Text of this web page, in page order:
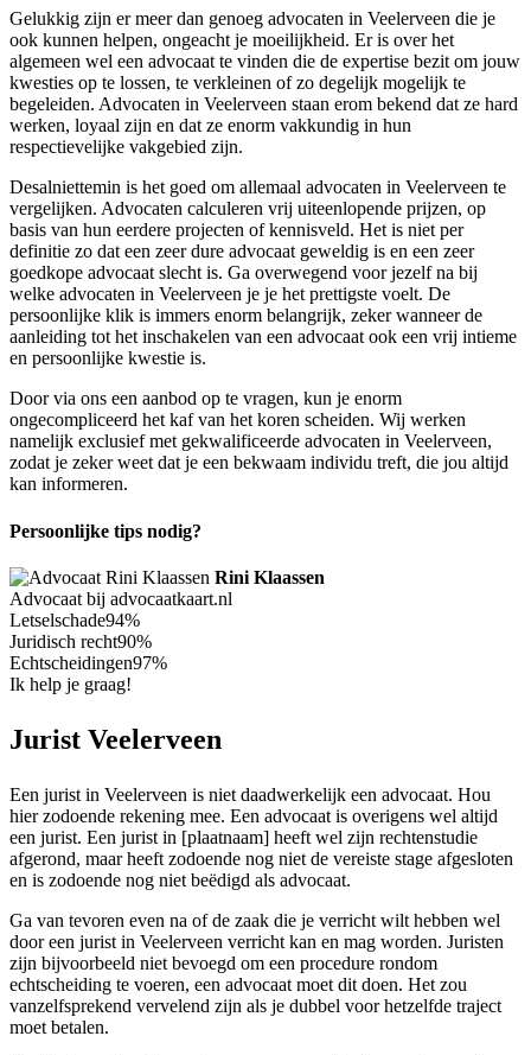
Gelukkig zijn er meer dan genoeg advocaten in Veelerveen die je
ook kunnen helpen, ongeacht je moeilijkheid. Er is over het
algemeen wel een advocaat te vinden die de expertise bezit om jouw
kwesties op te lossen, te verkleinen of zo degelijk mogelijk te
begeleiden. Advocaten in Veelerveen staan erom bekend dat ze hard
werken, loyaal zijn en dat ze enorm vakkundig in hun
respectievelijke vakgebied zijn.
Desalniettemin is het goed om allemaal advocaten in Veelerveen te
vergelijken. Advocaten calculeren vrij uiteenlopende prijzen, op
basis van hun eerdere projecten of kennisveld. Het is niet per
definitie zo dat een zeer dure advocaat geweldig is en een zeer
goedkope advocaat slecht is. Ga overwegend voor jezelf na bij
welke advocaten in Veelerveen je je het prettigste voelt. De
persoonlijke klik is immers enorm belangrijk, zeker wanneer de
aanleiding tot het inschakelen van een advocaat ook een vrij intieme
en persoonlijke kwestie is.
Door via ons een aanbod op te vragen, kun je enorm
ongecompliceerd het kaf van het koren scheiden. Wij werken
namelijk exclusief met gekwalificeerde advocaten in Veelerveen,
zodat je zeker weet dat je een bekwaam individu treft, die jou altijd
kan informeren.
Persoonlijke tips nodig?
Rini Klaassen
Advocaat bij advocaatkaart.nl
Letselschade94%
Juridisch recht90%
Echtscheidingen97%
Ik help je graag!
Jurist Veelerveen
Een jurist in Veelerveen is niet daadwerkelijk een advocaat. Hou
hier zodoende rekening mee. Een advocaat is overigens wel altijd
een jurist. Een jurist in [plaatnaam] heeft wel zijn rechtenstudie
afgerond, maar heeft zodoende nog niet de vereiste stage afgesloten
en is zodoende nog niet beëdigd als advocaat.
Ga van tevoren even na of de zaak die je verricht wilt hebben wel
door een jurist in Veelerveen verricht kan en mag worden. Juristen
zijn bijvoorbeeld niet bevoegd om een procedure rondom
echtscheiding te voeren, een advocaat moet dit doen. Het zou
vanzelfsprekend vervelend zijn als je dubbel voor hetzelfde traject
moet betalen.